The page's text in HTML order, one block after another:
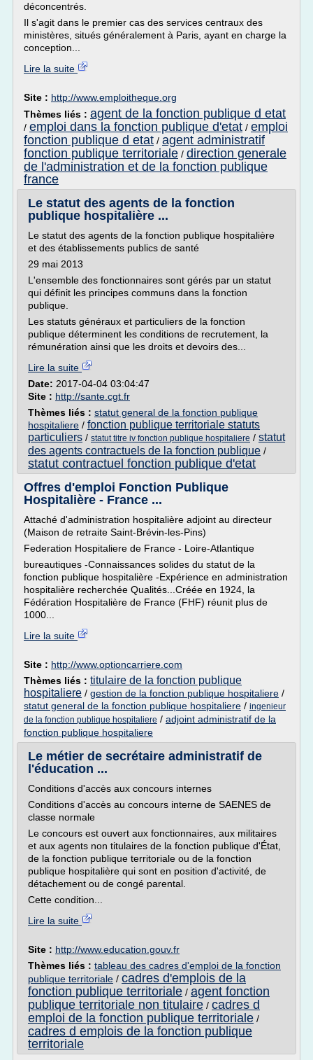
déconcentrés.
Il s'agit dans le premier cas des services centraux des
ministères, situés généralement à Paris, ayant en charge la
conception...
Lire la suite
Site : http://www.emploitheque.org
Thèmes liés : agent de la fonction publique d etat
/ emploi dans la fonction publique d'etat / emploi
fonction publique d etat / agent administratif
fonction publique territoriale / direction generale
de l'administration et de la fonction publique
france
Le statut des agents de la fonction
publique hospitalière ...
Le statut des agents de la fonction publique hospitalière
et des établissements publics de santé
29 mai 2013
L'ensemble des fonctionnaires sont gérés par un statut
qui définit les principes communs dans la fonction
publique.
Les statuts généraux et particuliers de la fonction
publique déterminent les conditions de recrutement, la
rémunération ainsi que les droits et devoirs des...
Lire la suite
Date: 2017-04-04 03:04:47
Site : http://sante.cgt.fr
Thèmes liés : statut general de la fonction publique
hospitaliere / fonction publique territoriale statuts
particuliers / statut titre iv fonction publique hospitaliere / statut
des agents contractuels de la fonction publique /
statut contractuel fonction publique d'etat
Offres d'emploi Fonction Publique
Hospitalière - France ...
Attaché d'administration hospitalière adjoint au directeur
(Maison de retraite Saint-Brévin-les-Pins)
Federation Hospitaliere de France - Loire-Atlantique
bureautiques -Connaissances solides du statut de la
fonction publique hospitalière -Expérience en administration
hospitalière recherchée Qualités...Créée en 1924, la
Fédération Hospitalière de France (FHF) réunit plus de
1000...
Lire la suite
Site : http://www.optioncarriere.com
Thèmes liés : titulaire de la fonction publique
hospitaliere / gestion de la fonction publique hospitaliere /
statut general de la fonction publique hospitaliere / ingenieur
de la fonction publique hospitaliere / adjoint administratif de la
fonction publique hospitaliere
Le métier de secrétaire administratif de
l'éducation ...
Conditions d'accès aux concours internes
Conditions d'accès au concours interne de SAENES de
classe normale
Le concours est ouvert aux fonctionnaires, aux militaires
et aux agents non titulaires de la fonction publique d'État,
de la fonction publique territoriale ou de la fonction
publique hospitalière qui sont en position d'activité, de
détachement ou de congé parental.
Cette condition...
Lire la suite
Site : http://www.education.gouv.fr
Thèmes liés : tableau des cadres d'emploi de la fonction
publique territoriale / cadres d'emplois de la
fonction publique territoriale / agent fonction
publique territoriale non titulaire / cadres d
emploi de la fonction publique territoriale /
cadres d emplois de la fonction publique
territoriale